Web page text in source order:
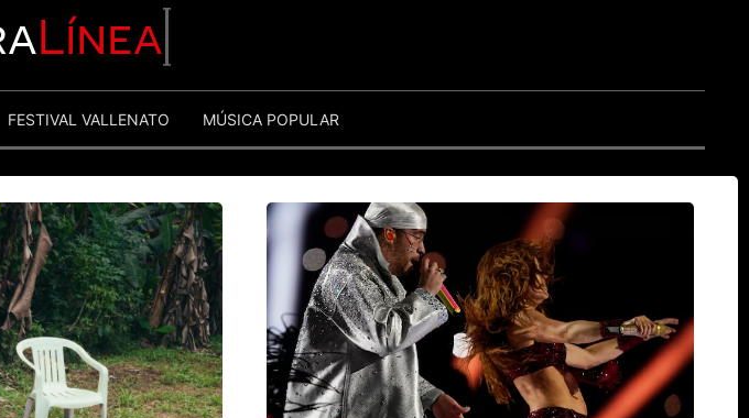
Línea
FESTIVAL VALLENATO MÚSICA POPULAR